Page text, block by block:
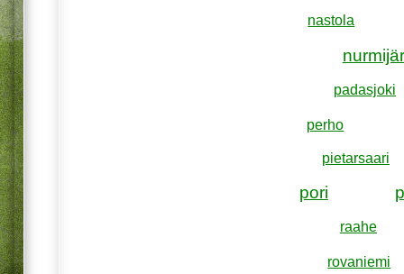
nastola
padasjoki
perho
pietarsaari
pori
raahe
rovaniemi